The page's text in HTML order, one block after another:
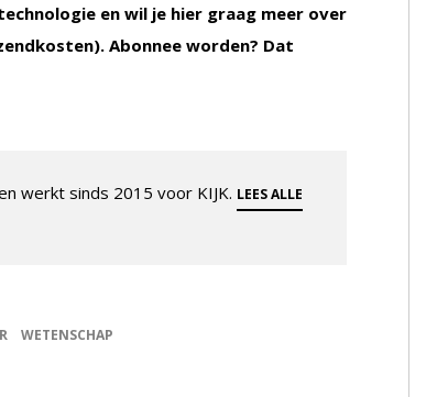
en wil je hier graag meer over
Abonnee worden? Dat
werkt sinds 2015 voor KIJK. LEES ALLE
WETENSCHAP